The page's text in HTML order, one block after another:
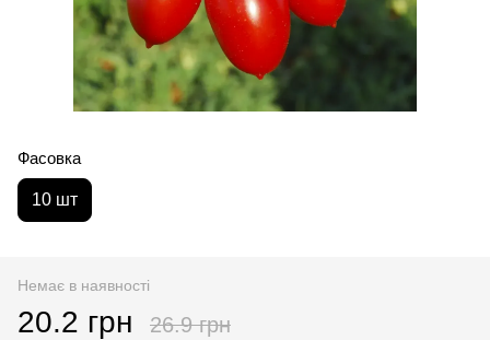
Фасовка
10 шт
Немає в наявності
20.2 грн 26.9 грн